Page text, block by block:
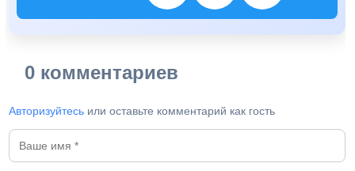
0 комментариев
Авторизуйтесь или оставьте комментарий как гость